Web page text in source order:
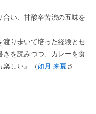
合い、甘酸辛苦渋の五味を
渡り歩いて培った経験とセ
きを読みつつ、カレーを食
楽しい』（如月 来夏さ